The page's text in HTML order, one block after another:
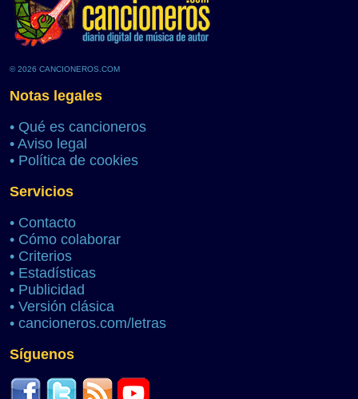
© 2026 CANCIONEROS.COM
Notas legales
• Qué es cancioneros
• Aviso legal
• Política de cookies
Servicios
• Contacto
• Cómo colaborar
• Criterios
• Estadísticas
• Publicidad
• Versión clásica
• cancioneros.com/letras
Síguenos